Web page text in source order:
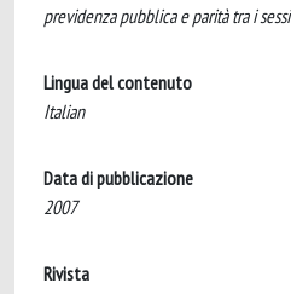
previdenza pubblica e parità tra i sessi
Lingua del contenuto
Italian
Data di pubblicazione
2007
Rivista